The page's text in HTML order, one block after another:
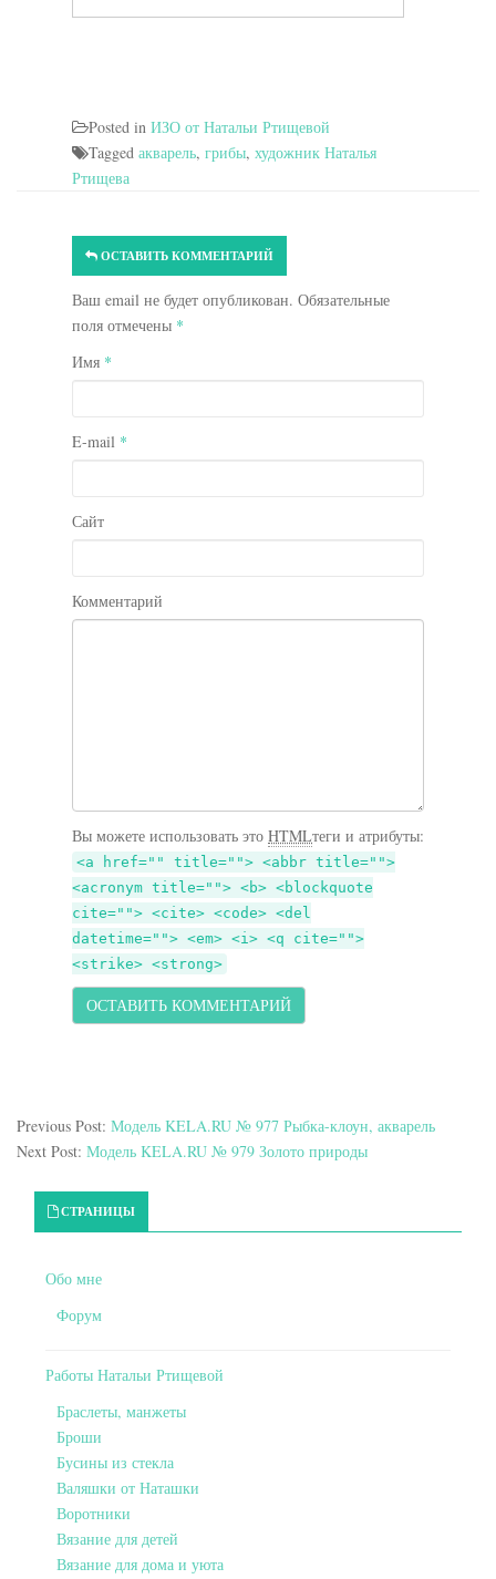
Posted in ИЗО от Натальи Ртищевой
Tagged акварель, грибы, художник Наталья
Ртищева
ОСТАВИТЬ КОММЕНТАРИЙ
Ваш email не будет опубликован. Обязательные
поля отмечены *
Имя *
E-mail *
Сайт
Комментарий
Вы можете использовать это HTMLтеги и атрибуты:
<a href="" title=""> <abbr title="">
<acronym title=""> <b> <blockquote
cite=""> <cite> <code> <del
datetime=""> <em> <i> <q cite="">
<strike> <strong>
Previous Post: Модель KELA.RU № 977 Рыбка-клоун, акварель
Next Post: Модель KELA.RU № 979 Золото природы
Primary Sidebar
СТРАНИЦЫ
Обо мне
Форум
Работы Натальи Ртищевой
Браслеты, манжеты
Броши
Бусины из стекла
Валяшки от Наташки
Воротники
Вязание для детей
Вязание для дома и уюта